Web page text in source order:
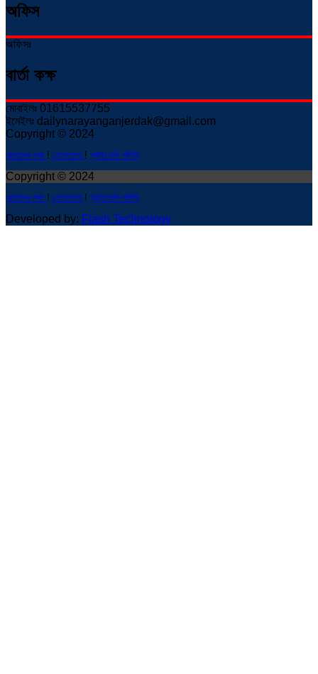
অফিস
অফিসঃ
বার্তা কক্ষ
মোবাইলঃ 01615537755
ইমেইলঃ dailynarayanganjerdak@gmail.com
Copyright © 2024
আমাদের কথা ! যোগাযোগ ! প্রাইভেসি পলিসি
Copyright © 2024
আমাদের কথা ! যোগাযোগ ! প্রাইভেসি পলিসি
Developed by: Flash Technology